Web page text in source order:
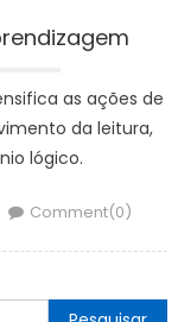
as ações de
da leitura,
lógico.
Comment(0)